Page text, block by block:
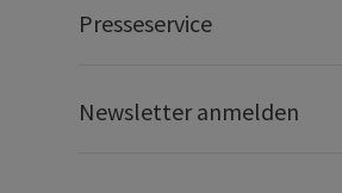
Presseservice
Newsletter anmelden